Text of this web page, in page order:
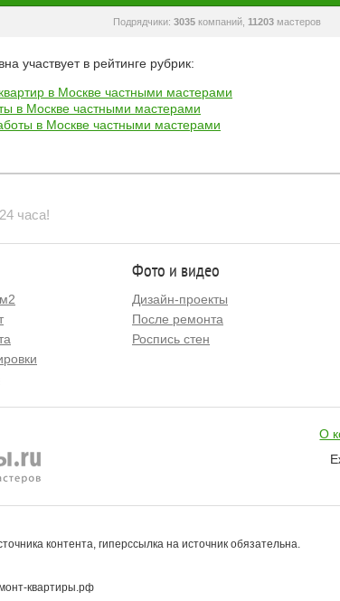
Подрядчики:3035 компаний, 11203 мастеров
участвует в рейтинге рубрик:
в Москве частными мастерами
в Москве частными мастерами
в Москве частными мастерами
часа!
Фото и видео
Дизайн-проекты
После ремонта
Роспись стен
О
контента, гиперссылка на источник обязательна.
квартиры.рф